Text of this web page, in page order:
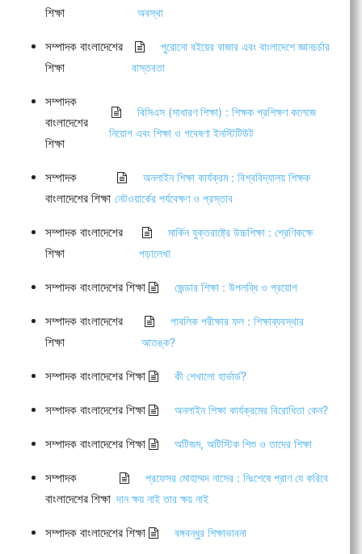
শিক্ষা
অবস্থা
সম্পাদক বাংলাদেশের
শিক্ষা
পুরোনো বইয়ের বাজার এবং বাংলাদেশে জ্ঞানচর্চার
বাস্তবতা
সম্পাদক
বাংলাদেশের
শিক্ষা
বিসিএস (সাধারণ শিক্ষা) : শিক্ষক প্রশিক্ষণ কলেজে
নিয়োগ এবং শিক্ষা ও গবেষণা ইনস্টিটিউট
সম্পাদক
বাংলাদেশের শিক্ষা
অনলাইন শিক্ষা কার্যক্রম : বিশ্ববিদ্যালয় শিক্ষক
নেটওয়ার্কের পর্যবেক্ষণ ও প্রস্তাব
সম্পাদক বাংলাদেশের
শিক্ষা
মার্কিন যুক্তরাষ্ট্রে উচ্চশিক্ষা : শ্রেণিকক্ষে
পড়ালেখা
সম্পাদক বাংলাদেশের শিক্ষা জেন্ডার শিক্ষা : উপলব্ধি ও প্রয়োগ
সম্পাদক বাংলাদেশের
শিক্ষা
পাবলিক পরীক্ষার ফল : শিক্ষাব্যবস্থার
আতঙ্ক?
সম্পাদক বাংলাদেশের শিক্ষা কী শেখালো হার্ভার্ড?
সম্পাদক বাংলাদেশের শিক্ষা অনলাইন শিক্ষা কার্যক্রমের বিরোধিতা কেন?
সম্পাদক বাংলাদেশের শিক্ষা অটিজম, অটিস্টিক শিশু ও তাদের শিক্ষা
সম্পাদক
বাংলাদেশের শিক্ষা
প্রফেসর মোহাম্মদ নাসের : নিঃশেষে প্রাণ যে করিবে
দান ক্ষয় নাই তার ক্ষয় নাই
সম্পাদক বাংলাদেশের শিক্ষা বঙ্গবন্ধুর শিক্ষাভাবনা